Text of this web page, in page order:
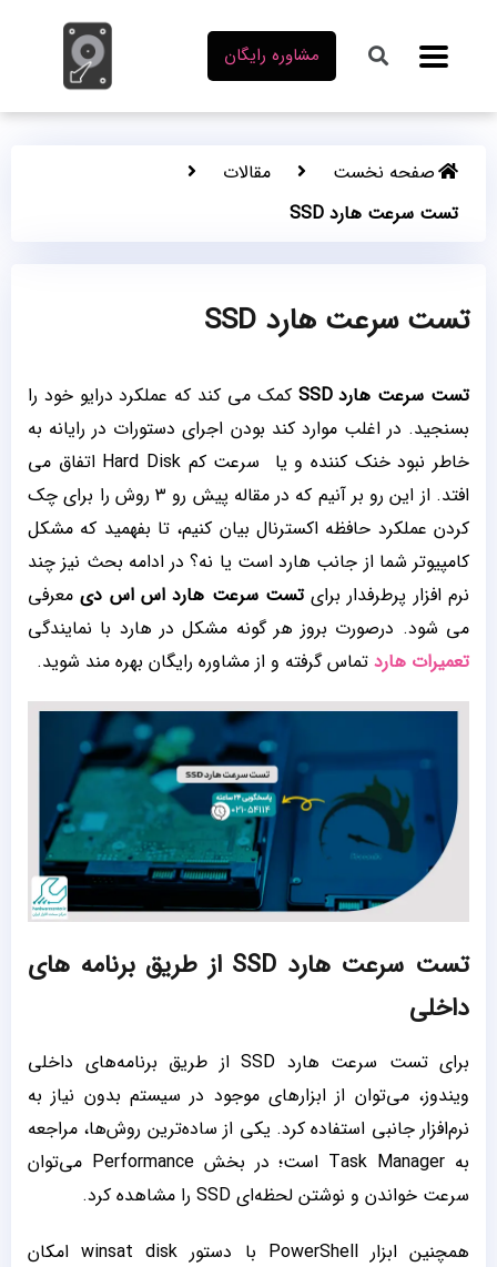
مشاوره رایگان
صفحه نخست
مقالات
تست سرعت هارد SSD
تست سرعت هارد SSD
تست سرعت هاردSSD
کمک می کند که عملکرد درایو خود را
بسنجید. در اغلب موارد کند بودن اجرای دستورات در رایانه به
خاطر نبود خنک کننده و یا سرعت کم Hard Disk اتفاق می
افتد. از این رو بر آنیم که در مقاله پیش رو ۳ روش را برای چک
کردن عملکرد حافظه اکسترنال بیان کنیم، تا بفهمید که مشکل
کامپیوتر شما از جانب هارد است یا نه؟ در ادامه بحث نیز چند
نرم افزار پرطرفدار برایتست سرعت هارد اس اس دیمعرفی
می شود. درصورت بروز هر گونه مشکل در هارد با نمایندگی
تعمیرات هارد تماس گرفته و از مشاوره رایگان بهره مند شوید.
تست سرعت هارد SSD از طریق برنامه های
داخلی
برای تست سرعت هارد SSD از طریق برنامه‌های داخلی
ویندوز، می‌توان از ابزارهای موجود در سیستم بدون نیاز به
نرم‌افزار جانبی استفاده کرد. یکی از ساده‌ترین روش‌ها، مراجعه
به Task Manager است؛ در بخش Performance می‌توان
سرعت خواندن و نوشتن لحظه‌ای SSD را مشاهده کرد.
همچنین ابزار PowerShell با دستور winsat disk امکان